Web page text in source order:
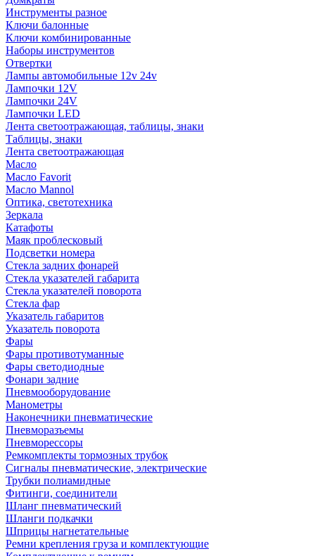
Инструменты разное
Ключи балонные
Ключи комбинированные
Наборы инструментов
Отвертки
Лампы автомобильные 12v 24v
Лампочки 12V
Лампочки 24V
Лампочки LED
Лента светоотражающая, таблицы, знаки
Таблицы, знаки
Лента светоотражающая
Масло
Масло Favorit
Масло Mannol
Оптика, светотехника
Зеркала
Катафоты
Маяк проблесковый
Подсветки номера
Стекла задних фонарей
Стекла указателей габарита
Стекла указателей поворота
Стекла фар
Указатель габаритов
Указатель поворота
Фары
Фары противотуманные
Фары светодиодные
Фонари задние
Пневмооборудование
Манометры
Наконечники пневматические
Пневморазъемы
Пневморессоры
Ремкомплекты тормозных трубок
Сигналы пневматические, электрические
Трубки полиамидные
Фитинги, соединители
Шланг пневматический
Шланги подкачки
Шприцы нагнетательные
Ремни крепления груза и комплектующие